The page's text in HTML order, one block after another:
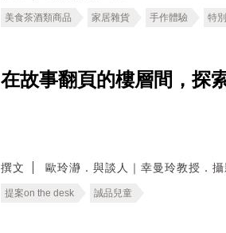
美食茶酒類商品 家居雜貨 手作體驗 特
在故事翻頁的樓層間，探
撰文 歐玲瀞．與談人｜幸曼玲教授．
提案on the desk 誠品兒童